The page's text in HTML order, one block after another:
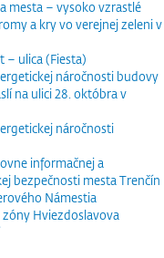
mesta – vysoko vzrastlé
a kry vo verejnej zeleni v
– ulica (Fiesta)
náročnosti budovy
na ulici 28. októbra v
náročnosti
informačnej a
bezpečnosti mesta Trenčín
Námestia
zóny Hviezdoslavova